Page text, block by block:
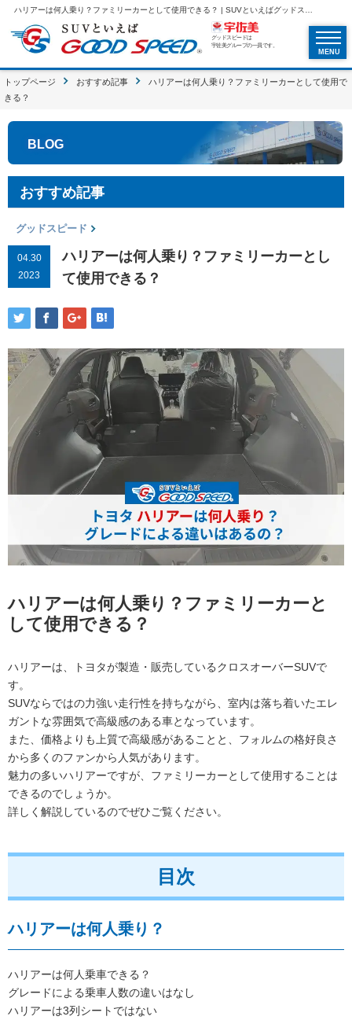
グッドスピードは
宇佐美グループの一員です。
MENU
トップページ おすすめ記事
ハリアーは何人乗り？ファミリーカーとして使用で
きる？
BLOG
おすすめ記事
グッドスピード
04.30
2023
ハリアーは何人乗り？ファミリーカーとし
て使用できる？
ハリアーは何人乗り？ファミリーカーと
して使用できる？
ハリアーは、トヨタが製造・販売しているクロスオーバーSUVで
す。
SUVならではの力強い走行性を持ちながら、室内は落ち着いたエレ
ガントな雰囲気で高級感のある車となっています。
また、価格よりも上質で高級感があることと、フォルムの格好良さ
から多くのファンから人気があります。
魅力の多いハリアーですが、ファミリーカーとして使用することは
できるのでしょうか。
詳しく解説しているのでぜひご覧ください。
目次
ハリアーは何人乗り？
ハリアーは何人乗車できる？
グレードによる乗車人数の違いはなし
ハリアーは3列シートではない